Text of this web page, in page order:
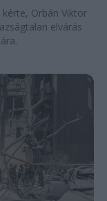
Orbán Viktor
elvárás